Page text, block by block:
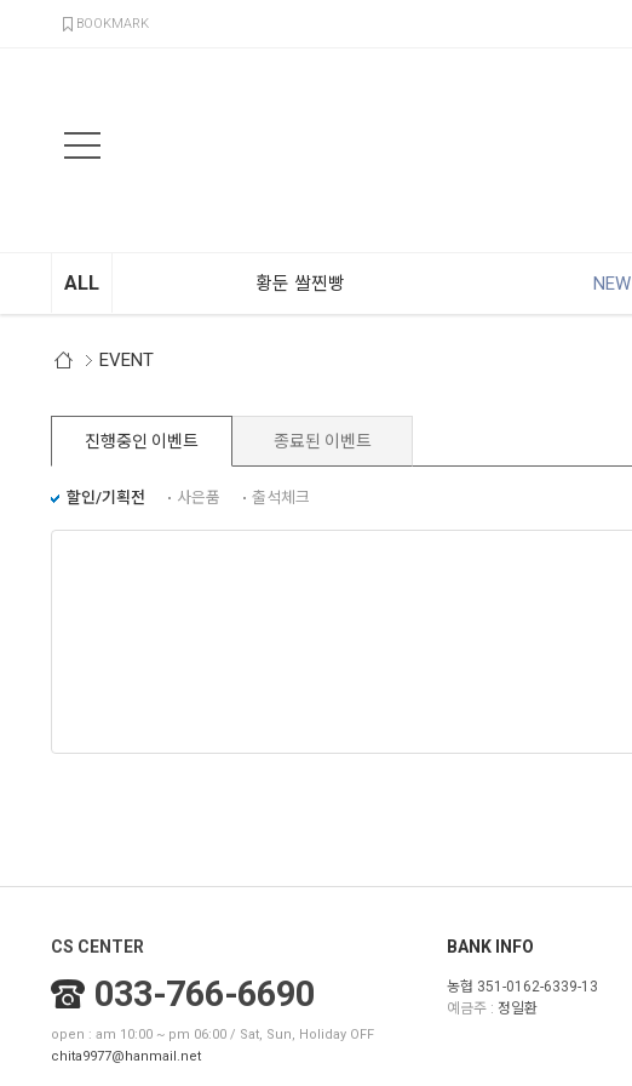
BOOKMARK
ALL 황둔 쌀찐빵 NEW
EVENT
진행중인 이벤트 종료된 이벤트
할인/기획전 사은품 출석체크
CS CENTER
033-766-6690
open : am 10:00 ~ pm 06:00 / Sat, Sun, Holiday OFF
chita9977@hanmail.net
BANK INFO
농협 351-0162-6339-13
예금주 : 정일환